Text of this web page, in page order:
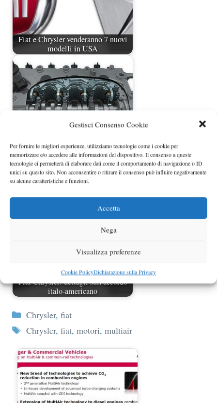
Gestisci Consenso Cookie
Per fornire le migliori esperienze, utilizziamo tecnologie come i cookie per
memorizzare e/o accedere alle informazioni del dispositivo. Il consenso a queste
tecnologie ci permetterà di elaborare dati come il comportamento di navigazione o ID
unici su questo sito. Non acconsentire o ritirare il consenso può influire negativamente
su alcune caratteristiche e funzioni.
Accetta
Nega
Visualizza preferenze
Cookie PolicyDichiarazione sulla Privacy
Fiat e Chrysler venderanno 7 nuovi
modelli in USA
Chrysler monterà il motore Fiat
MultiAir
Fiat Chrysler: dettagli sull'accordo
italo-americano
Categorie
Chrysler, fiat
Tag
Chrysler, fiat, motori, multiair